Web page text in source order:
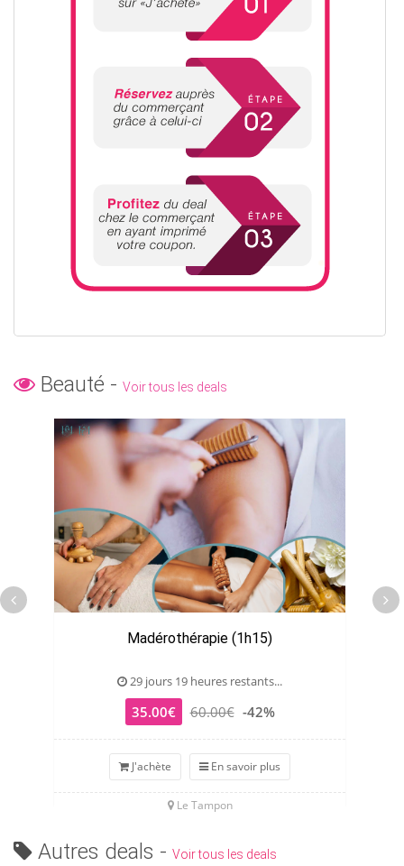
Beauté - Voir tous les deals
Madérothérapie (1h15)
29 jours 19 heures restants...
35.00€ 60.00€ -42%
J'achète En savoir plus
Le Tampon
Autres deals - Voir tous les deals